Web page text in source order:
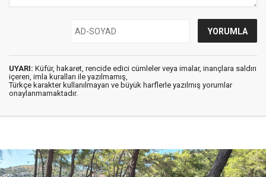
UYARI: Küfür, hakaret, rencide edici cümleler veya imalar, inançlara saldırı
içeren, imla kuralları ile yazılmamış,
Türkçe karakter kullanılmayan ve büyük harflerle yazılmış yorumlar
onaylanmamaktadır.